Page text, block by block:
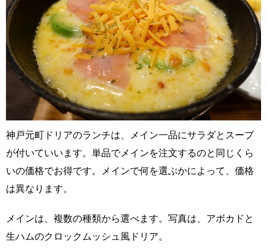
神戸元町ドリアのランチは、メイン一品にサラダとスープ
が付いていいます。単品でメインを注文するのと同じくら
いの価格でお得です。メインで何を選ぶかによって、価格
は異なります。
メインは、複数の種類から選べます。写真は、アボカドと
生ハムのクロックムッシュ風ドリア。